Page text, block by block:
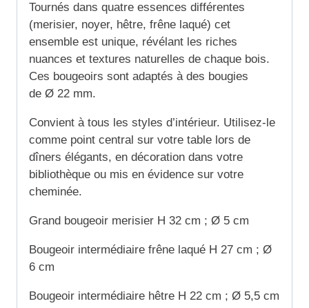
Tournés dans quatre essences différentes
(merisier, noyer, hêtre, frêne laqué) cet
ensemble est unique, révélant les riches
nuances et textures naturelles de chaque bois.
Ces bougeoirs sont adaptés à des bougies
de Ø 22 mm.
Convient à tous les styles d’intérieur. Utilisez-le
comme point central sur votre table lors de
dîners élégants, en décoration dans votre
bibliothèque ou mis en évidence sur votre
cheminée.
Grand bougeoir merisier H 32 cm ; Ø 5 cm
Bougeoir intermédiaire frêne laqué H 27 cm ; Ø
6 cm
Bougeoir intermédiaire hêtre H 22 cm ; Ø 5,5 cm